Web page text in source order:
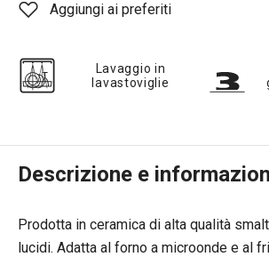
Aggiungi ai preferiti
Lavaggio in
lavastoviglie
Descrizione e
Prodotta in ceramica di alta qualità
lucidi. Adatta al forno a microonde e al